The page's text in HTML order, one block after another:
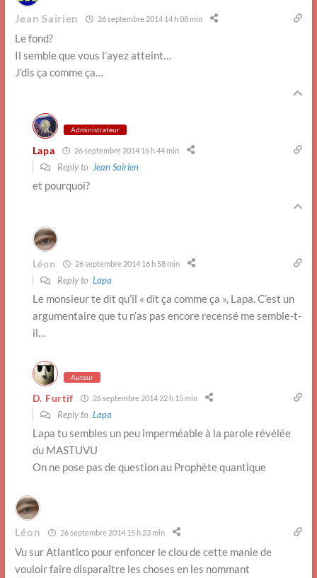
Jean Sairien 26 septembre 2014 14 h 08 min
Le fond?
Il semble que vous l’ayez atteint…
J’dis ça comme ça…
Administrateur
Lapa 26 septembre 2014 16 h 44 min
Reply to Jean Sairien
et pourquoi?
Léon 26 septembre 2014 16 h 58 min
Reply to Lapa
Le monsieur te dit qu’il « dit ça comme ça », Lapa. C’est un
argumentaire que tu n’as pas encore recensé me semble-t-
il…
Auteur
D. Furtif 26 septembre 2014 22 h 15 min
Reply to Lapa
Lapa tu sembles un peu imperméable à la parole révélée
du MASTUVU
On ne pose pas de question au Prophète quantique
Léon 26 septembre 2014 15 h 23 min
Vu sur Atlantico pour enfoncer le clou de cette manie de
vouloir faire disparaître les choses en les nommant